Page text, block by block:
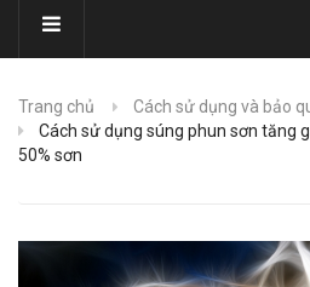
Trang chủ
Cách sử dụng và bảo
Cách sử dụng súng phun sơn tăng
50% sơn